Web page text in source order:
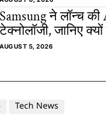
Samsung ने लॉन्च की
टेक्नोलॉजी, जानिए
AUGUST 5, 2026
Tech News